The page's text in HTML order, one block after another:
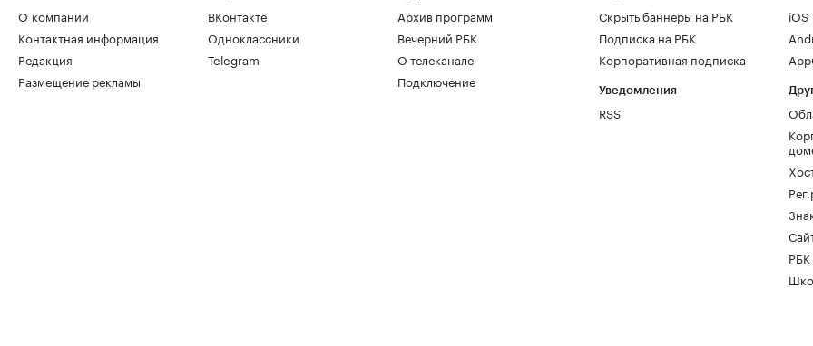
О компании
Контактная информация
Редакция
Размещение рекламы
ВКонтакте
Одноклассники
Telegram
Архив программ
Вечерний РБК
О телеканале
Подключение
Скрыть баннеры на РБК
Подписка на РБК
Корпоративная подписка
Уведомления
RSS
iOS